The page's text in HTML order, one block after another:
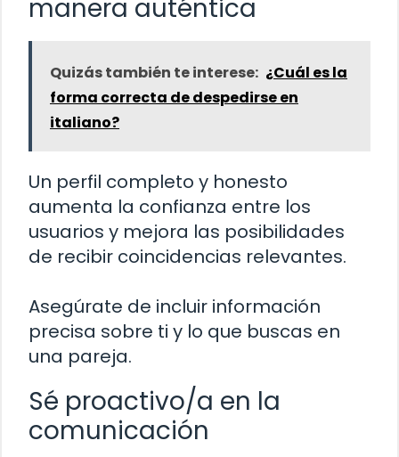
manera auténtica
Quizás también te interese: ¿Cuál es la
forma correcta de despedirse en
italiano?
Un perfil completo y honesto
aumenta la confianza entre los
usuarios y mejora las posibilidades
de recibir coincidencias relevantes.
Asegúrate de incluir información
precisa sobre ti y lo que buscas en
una pareja.
Sé proactivo/a en la
comunicación